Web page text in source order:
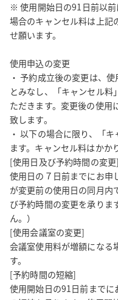
※ 使用開始日の91日前以
場合のキャンセル料は上記
せ願います。
使用申込の変更
・ 予約成立後の変更は、
とみなし、「キャンセル
ただきます。変更後の使用
致します。
・ 以下の場合に限り、「
ます。キャンセル料はかか
[使用日及び予約時間の変更]
使用日の７日前までにお申
が変更前の使用日の同月内
び予約時間の変更を承りま
ん。）
[使用会議室の変更]
会議室使用料が増額になる
す。
[予約時間の短縮]
使用開始日の91日前まで